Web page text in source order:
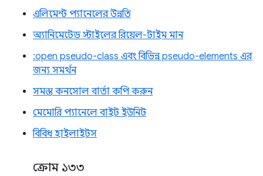
এলিমেন্ট প্যানেলের উন্নতি
অ্যানিমেটেড স্টাইলের রিয়েল-টাইম মান
:open pseudo-class এবং বিভিন্ন pseudo-elements এর
জন্য সমর্থন
সমস্ত কনসোল বার্তা কপি করুন
মেমোরি প্যানেলে বাইট ইউনিট
বিবিধ হাইলাইটস
ক্রোম ১৩৩